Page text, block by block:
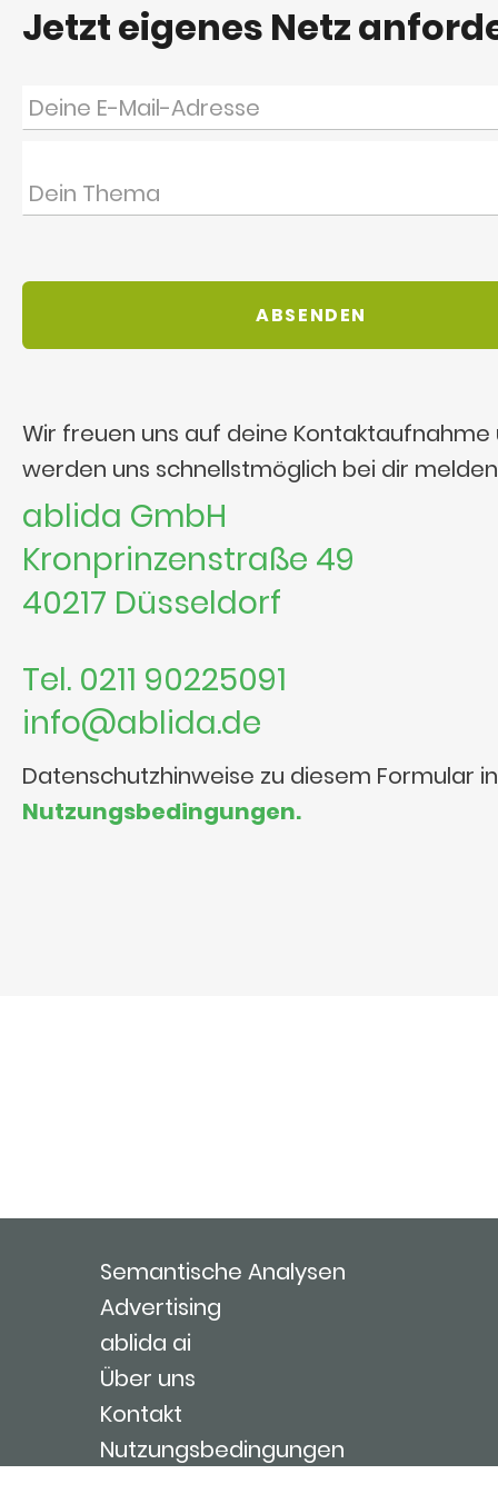
Jetzt eigenes Netz
Wir freuen uns auf deine Kontaktaufnahme
werden uns schnellstmöglich bei dir
ablida GmbH
Kronprinzenstraße 49
40217 Düsseldorf
Tel. 0211 90225091
info@ablida.de
Datenschutzhinweise zu diesem Formular
Nutzungsbedingungen.
Semantische Analysen
Advertising
ablida ai
Über uns
Kontakt
Nutzungsbedingungen